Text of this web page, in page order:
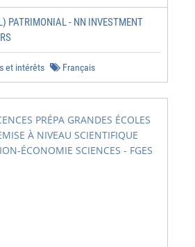
4
4
4
6
PATRIMONIAL - NN INVESTMENT
et intérêts Français